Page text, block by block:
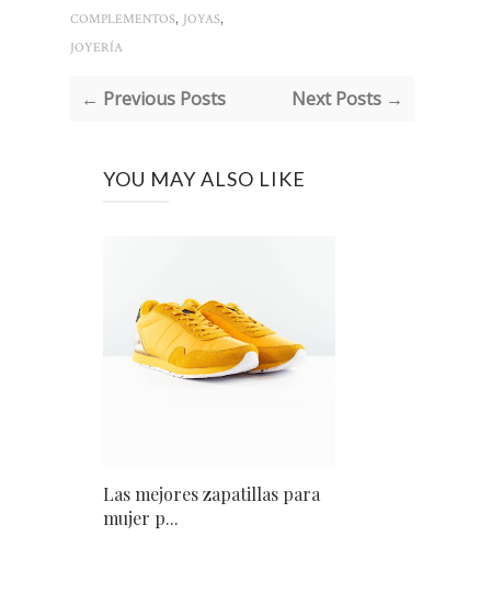
COMPLEMENTOS, JOYAS,
JOYERÍA
← Previous Posts Next Posts →
YOU MAY ALSO LIKE
Las mejores zapatillas para
mujer p...